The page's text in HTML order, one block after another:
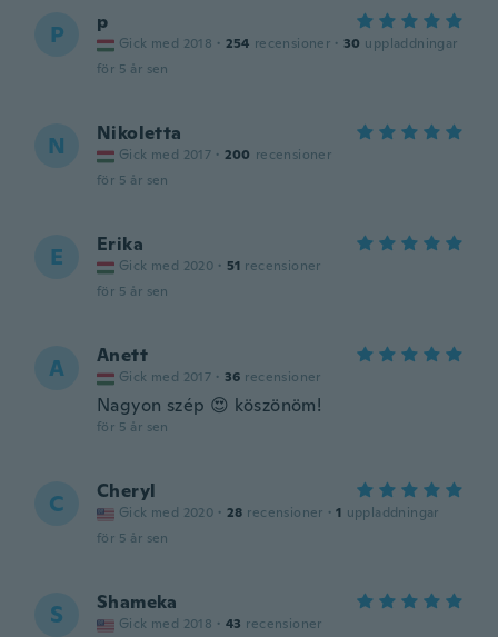
P p
Gick med 2018 · 254 recensioner · 30 uppladdningar
för 5 år sen
N Nikoletta
Gick med 2017 · 200 recensioner
för 5 år sen
E Erika
Gick med 2020 · 51 recensioner
för 5 år sen
A Anett
Gick med 2017 · 36 recensioner
Nagyon szép 😍 köszönöm!
för 5 år sen
C Cheryl
Gick med 2020 · 28 recensioner · 1 uppladdningar
för 5 år sen
S Shameka
Gick med 2018 · 43 recensioner